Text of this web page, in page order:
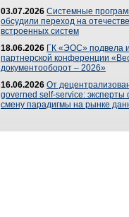
03.07.2026 Системные
обсудили переход на
встроенных систем
18.06.2026 ГК «ЭОС» подвела
партнерской конференции
документооборот – 2026»
16.06.2026 От
governed self-service: эксперты
смену парадигмы на рынке